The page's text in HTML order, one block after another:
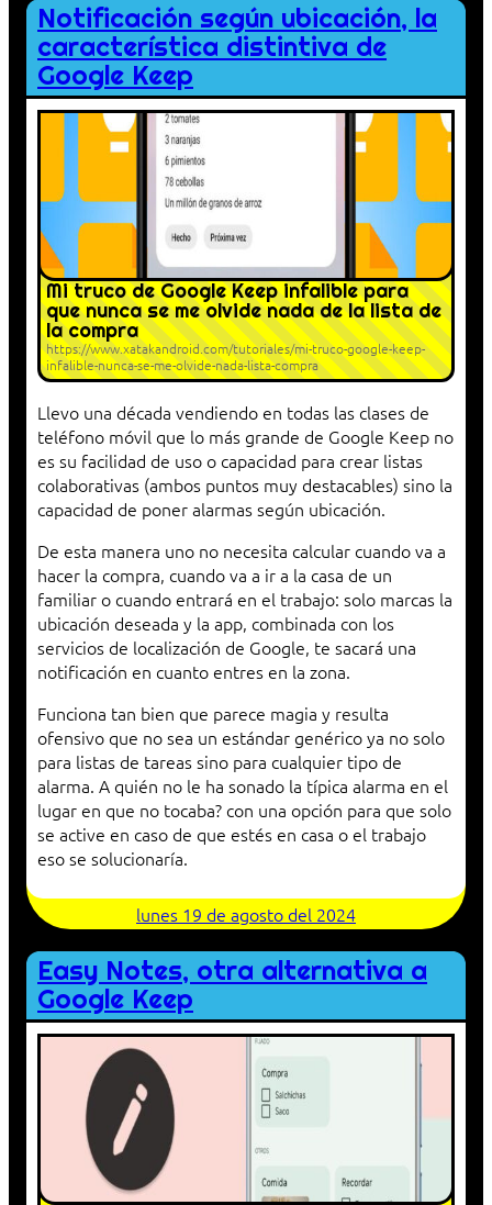
Notificación según ubicación, la
característica distintiva de
Google Keep
Mi truco de Google Keep infalible para
que nunca se me olvide nada de la lista de
la compra
https://www.xatakandroid.com/tutoriales/mi-truco-google-keep-
infalible-nunca-se-me-olvide-nada-lista-compra
Llevo una década vendiendo en todas las clases de
teléfono móvil que lo más grande de Google Keep no
es su facilidad de uso o capacidad para crear listas
colaborativas (ambos puntos muy destacables) sino la
capacidad de poner alarmas según ubicación.
De esta manera uno no necesita calcular cuando va a
hacer la compra, cuando va a ir a la casa de un
familiar o cuando entrará en el trabajo: solo marcas la
ubicación deseada y la app, combinada con los
servicios de localización de Google, te sacará una
notificación en cuanto entres en la zona.
Funciona tan bien que parece magia y resulta
ofensivo que no sea un estándar genérico ya no solo
para listas de tareas sino para cualquier tipo de
alarma. A quién no le ha sonado la típica alarma en el
lugar en que no tocaba? con una opción para que solo
se active en caso de que estés en casa o el trabajo
eso se solucionaría.
lunes 19 de agosto del 2024
Easy Notes, otra alternativa a
Google Keep